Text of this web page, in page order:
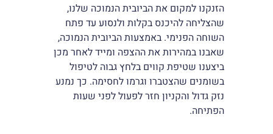
הזנקנו למקום את הביובית הנמוכה שלנו,
שהצליחה להיכנס בקלות ולנסוע עד פתח
השוחה הפנימי. באמצעות הביובית הנמוכה,
שאבנו במהירות את ההצפה ומייד לאחר מכן
ביצענו שטיפת קווים בלחץ גבוה לטיפול
בשומנים שהצטברו וגרמו לחסימה. כך נמנע
נזק גדול והקניון חזר לפעול לפני שעות
הפתיחה.